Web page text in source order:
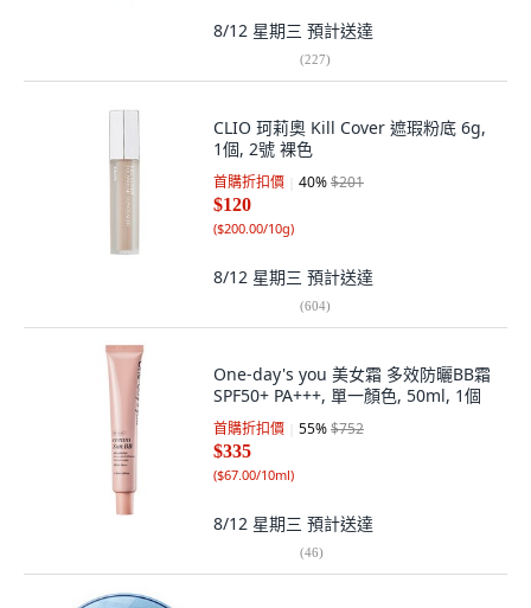
8/12 星期三 預計送達
(227)
CLIO 珂莉奧 Kill Cover 遮瑕粉底 6g,
1個, 2號 裸色
首購折扣價 40%$201
$120
($200.00/10g)
8/12 星期三 預計送達
(604)
One-day's you 美女霜 多效防曬BB霜
SPF50+ PA+++, 單一顏色, 50ml, 1個
首購折扣價 55%$752
$335
($67.00/10ml)
8/12 星期三 預計送達
(46)